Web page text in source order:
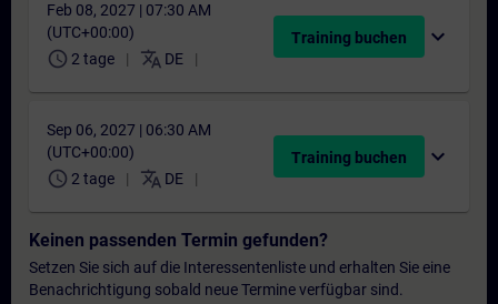
Feb 08, 2027 | 07:30 AM
(UTC+00:00)
schedule 2 tage translate DE
Training buchen expand_more
Sep 06, 2027 | 06:30 AM
(UTC+00:00)
schedule 2 tage translate DE
Training buchen expand_more
Keinen passenden Termin gefunden?
Setzen Sie sich auf die Interessentenliste und erhalten Sie eine
Benachrichtigung sobald neue Termine verfügbar sind.